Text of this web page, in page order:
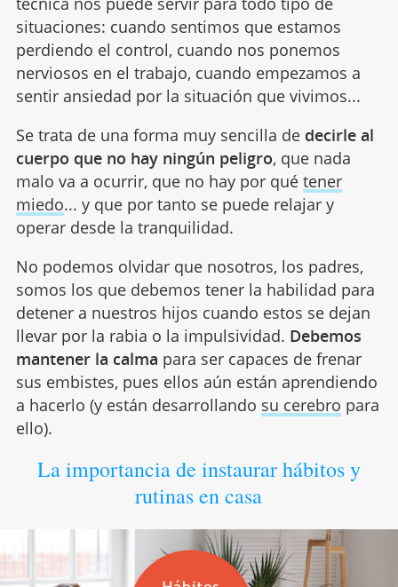
situaciones: cuando sentimos que estamos
perdiendo el control, cuando nos ponemos
nerviosos en el trabajo, cuando empezamos a
sentir ansiedad por la situación que vivimos...
Se trata de una forma muy sencilla de decirle al
cuerpo que no hay ningún peligro, que nada
malo va a ocurrir, que no hay por qué tener
miedo... y que por tanto se puede relajar y
operar desde la tranquilidad.
No podemos olvidar que nosotros, los padres,
somos los que debemos tener la habilidad para
detener a nuestros hijos cuando estos se dejan
llevar por la rabia o la impulsividad. Debemos
mantener la calma para ser capaces de frenar
sus embistes, pues ellos aún están aprendiendo
a hacerlo (y están desarrollando su cerebro para
ello).
La importancia de instaurar hábitos y
rutinas en casa